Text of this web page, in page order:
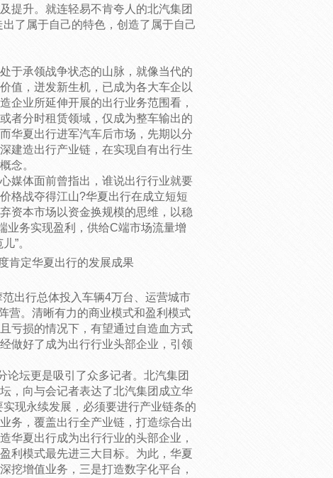
提升。就连轻易不肯夸人的北汽集团
了属于自己的特色，创造了属于自己
于承领战争状态的山脉，就像当代的
值，迸发新生机，已成为各大车企以
企业所延伸开展的出行业务范围看，
者分时租赁领域，仅成为整车输出的
华夏出行进军汽车后市场，先期以分
建造出行产业链，在实现自有出行生
念。
媒体面前曾指出，谁说出行行业就要
格战夺得江山?华夏出行在成立短短
资本市场以资金换规模的思维，以稳
业务实现盈利，供给C端市场流量增
”。
肯定华夏出行的发展成果
出行总体投入车辆4万台、运营城市
营。清晰有力的商业模式和盈利模式
亏损的情况下，有望通过自造血方式
做好了成为出行行业头部企业，引领
论坛更是吸引了众多记者。北汽集团
，向与会记者表达了北汽集团成立华
现永续发展，必须要进行产业链条的
务，覆盖出行全产业链，打造综合出
华夏出行成为出行行业的头部企业，
利模式最先进三大目标。为此，华夏
挖增值业务，三是打造数字化平台，